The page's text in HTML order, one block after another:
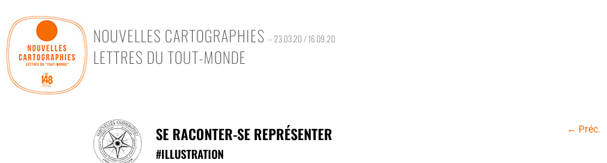
NOUVELLES CARTOGRAPHIES– 23.03.20 / 16.09.20
LETTRES DU TOUT-MONDE
SE RACONTER-SE REPRÉSENTER
#ILLUSTRATION
← Préc.